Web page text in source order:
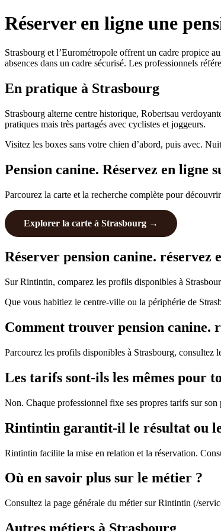
Réserver en ligne une
Strasbourg et l’Eurométropole offrent un cadre propice
absences dans un cadre sécurisé. Les professionnels
En pratique à Strasbourg
Strasbourg alterne centre historique, Robertsau
pratiques mais très partagés avec cyclistes et joggeurs.
Visitez les boxes sans votre chien d’abord, puis avec.
Pension canine. Réservez en
Parcourez la carte et la recherche complète pour
Explorer la carte à Strasbourg →
Réserver pension canine.
Sur Rintintin, comparez les profils disponibles à
Que vous habitiez le centre-ville ou la périphérie de
Comment trouver pension
Parcourez les profils disponibles à Strasbourg, consultez
Les tarifs sont-ils les mêmes pour
Non. Chaque professionnel fixe ses propres tarifs sur
Rintintin garantit-il le résultat ou
Rintintin facilite la mise en relation et la réservation.
Où en savoir plus sur le métier ?
Consultez la page générale du métier sur Rintintin (/